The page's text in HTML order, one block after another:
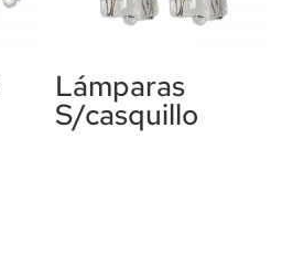
Lámparas
S/casquillo